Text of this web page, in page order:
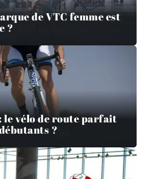
de VTC femme est
?
le vélo de route parfait
?